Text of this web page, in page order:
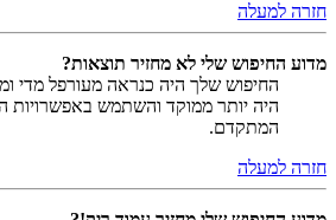
חזרה למעלה
מדוע החיפוש שלי לא מחזיר תוצאות?
החיפוש שלך היה כנראה מעורפל מדי
היה יותר ממוקד והשתמש באפשרויות
המתקדם.
חזרה למעלה